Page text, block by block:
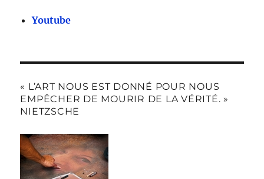
Youtube
« L’ART NOUS EST DONNÉ POUR NOUS
EMPÊCHER DE MOURIR DE LA VÉRITÉ. »
NIETZSCHE